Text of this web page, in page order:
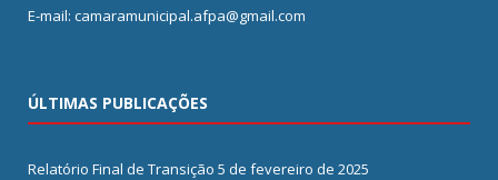
E-mail: camaramunicipal.afpa@gmail.com
ÚLTIMAS PUBLICAÇÕES
Relatório Final de Transição 5 de fevereiro de 2025